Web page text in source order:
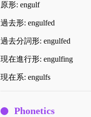
原形: engulf
過去形: engulfed
過去分詞形: engulfed
現在進行形: engulfing
現在系: engulfs
Phonetics